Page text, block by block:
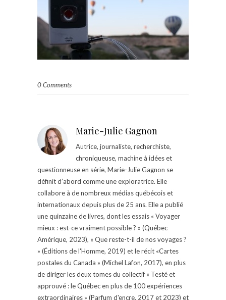
0 Comments
Marie-Julie Gagnon
Autrice, journaliste, recherchiste,
chroniqueuse, machine à idées et
questionneuse en série, Marie-Julie Gagnon se
définit d’abord comme une exploratrice. Elle
collabore à de nombreux médias québécois et
internationaux depuis plus de 25 ans. Elle a publié
une quinzaine de livres, dont les essais « Voyager
mieux : est-ce vraiment possible ? » (Québec
Amérique, 2023), « Que reste-t-il de nos voyages ?
» (Éditions de l'Homme, 2019) et le récit «Cartes
postales du Canada » (Michel Lafon, 2017), en plus
de diriger les deux tomes du collectif « Testé et
approuvé : le Québec en plus de 100 expériences
extraordinaires » (Parfum d'encre, 2017 et 2023) et